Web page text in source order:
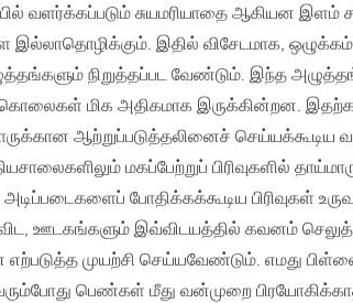
வளர்க்கப்படும் சுயமரியாதை ஆகியன இளம்
இதில் விசேடமாக, ஒழுக்கம்
நிறுத்தப்பட வேண்டும். இந்த
மிக அதிகமாக இருக்கின்றன.
ஆற்றுப்படுத்தலினைச் செய்யக்கூடிய
மகப்பேற்றுப் பிரிவுகளில்
அடிப்படைகளைப் போதிக்கக்கூடிய பிரிவுகள்
ஊடகங்களும் இவ்விடயத்தில் கவனம்
எற்படுத்த முயற்சி செய்யவேண்டும். எமது
பெண்கள் மீது வன்முறை பிரயோகிக்காத,